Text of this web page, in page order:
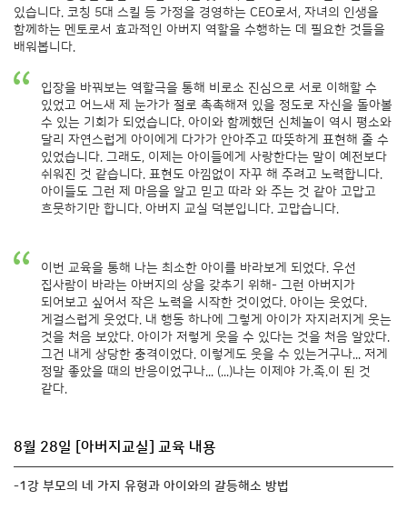
있습니다. 코칭 5대 스킬 등 가정을 경영하는 CEO로서, 자녀의 인생을
함께하는 멘토로서 효과적인 아버지 역할을 수행하는 데 필요한 것들을
배워봅니다.
입장을 바꿔보는 역할극을 통해 비로소 진심으로 서로 이해할 수
있었고 어느새 제 눈가가 절로 촉촉해져 있을 정도로 자신을 돌아볼
수 있는 기회가 되었습니다. 아이와 함께했던 신체놀이 역시 평소와
달리 자연스럽게 아이에게 다가가 안아주고 따뜻하게 표현해 줄 수
있었습니다. 그래도, 이제는 아이들에게 사랑한다는 말이 예전보다
쉬워진 것 같습니다. 표현도 아낌없이 자꾸 해 주려고 노력합니다.
아이들도 그런 제 마음을 알고 믿고 따라 와 주는 것 같아 고맙고
흐뭇하기만 합니다. 아버지 교실 덕분입니다. 고맙습니다.
이번 교육을 통해 나는 최소한 아이를 바라보게 되었다. 우선
집사람이 바라는 아버지의 상을 갖추기 위해- 그런 아버지가
되어보고 싶어서 작은 노력을 시작한 것이었다. 아이는 웃었다.
게걸스럽게 웃었다. 내 행동 하나에 그렇게 아이가 자지러지게 웃는
것을 처음 보았다. 아이가 저렇게 웃을 수 있다는 것을 처음 알았다.
그건 내게 상당한 충격이었다. 이렇게도 웃을 수 있는거구나... 저게
정말 좋았을 때의 반응이었구나... (...)나는 이제야 가.족.이 된 것
같다.
8월 28일 [아버지교실] 교육 내용
-1강 부모의 네 가지 유형과 아이와의 갈등해소 방법